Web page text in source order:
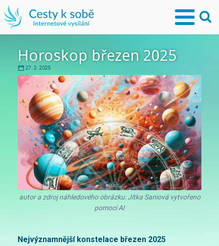
Horoskop březen 2025
27. 2. 2025
autor a zdroj náhledového obrázku: Jitka Saniová vytvořeno
pomocí AI
Nejvýznamnější konstelace březen 2025